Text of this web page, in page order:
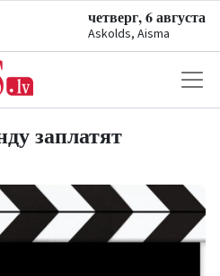
четверг, 6 августа
Askolds, Aisma
заплатят